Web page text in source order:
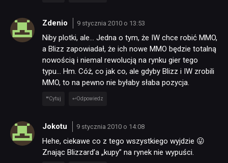
PUBLICYSTYKA
KULTURA
TECHNOLOGIE
DYSKUSJE
Zdenio 9 stycznia 2010 o 13:53
Niby plotki, ale… Jedna o tym, że IW chce robić MMO,
a Blizz zapowiadał, że ich nowe MMO będzie totalną
nowością i niemal rewolucją na rynku gier tego
typu… Hm. Cóż, co jak co, ale gdyby Blizz i IW zrobili
MMO, to na pewno nie byłaby słaba pozycja.
Cytuj Odpowiedz
Jokotu 9 stycznia 2010 o 14:08
Hehe, ciekawe co z tego wszystkiego wyjdzie 😛
Znając Blizzard’a „kupy” na rynek nie wypuści.